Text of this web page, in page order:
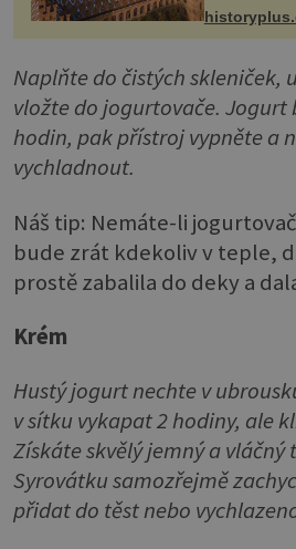
Naplňte do čistých skleniček,
vložte do jogurtovače. Jogurt
hodin, pak přístroj vypněte a
vychladnout.
Náš tip: Nemáte-li
bude zrát kdekoliv v teple,
prostě zabalila do deky a
Krém
Hustý jogurt nechte v
v sítku vykapat 2 hodiny, ale
Získáte skvělý jemný a vláčný
Syrovátku samozřejmě
přidat do těst nebo